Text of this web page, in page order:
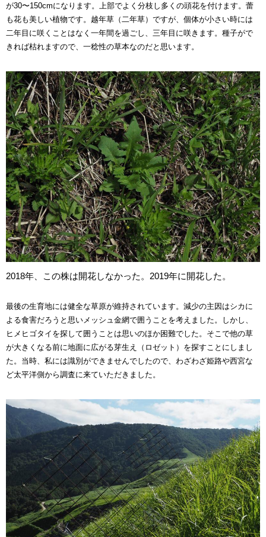
が30〜150cmになります。上部でよく分枝し多くの頭花を付けます。蕾
も花も美しい植物です。越年草（二年草）ですが、個体が小さい時には
二年目に咲くことはなく一年間を過ごし、三年目に咲きます。種子がで
きれば枯れますので、一稔性の草本なのだと思います。
2018年、この株は開花しなかった。2019年に開花した。
最後の生育地には健全な草原が維持されています。減少の主因はシカに
よる食害だろうと思いメッシュ金網で囲うことを考えました。しかし、
ヒメヒゴタイを探して囲うことは思いのほか困難でした。そこで他の草
が大きくなる前に地面に広がる芽生え（ロゼット）を探すことにしまし
た。当時、私には識別ができませんでしたので、わざわざ姫路や西宮な
ど太平洋側から調査に来ていただきました。